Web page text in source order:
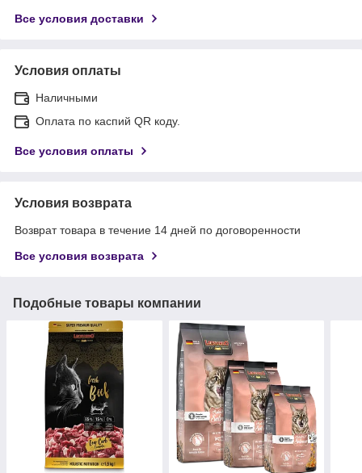
Все условия доставки
Условия оплаты
Наличными
Оплата по каспий QR коду.
Все условия оплаты
Условия возврата
Возврат товара в течение 14 дней по договоренности
Все условия возврата
Подобные товары компании